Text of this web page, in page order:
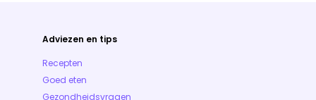
Adviezen en tips
Recepten
Goed eten
Gezondheidsvragen